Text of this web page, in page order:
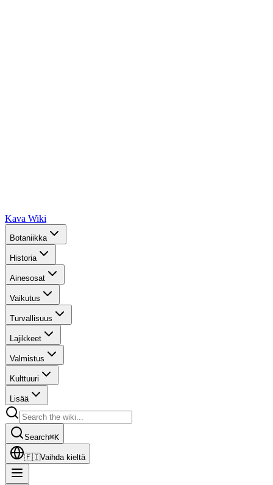
Kava Wiki
Botaniikka
Historia
Ainesosat
Vaikutus
Turvallisuus
Lajikkeet
Valmistus
Kulttuuri
Lisää
Search⌘K
🇫🇮Vaihda kieltä